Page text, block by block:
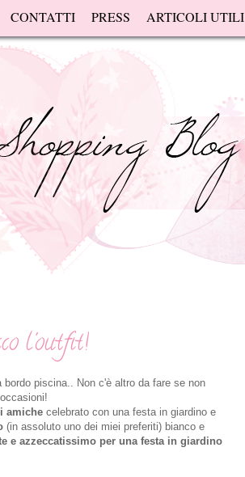
CONTATTI PRESS ARTICOLI UTILI
l'outfit!
bordo piscina.. Non c'è altro da fare se non
amiche celebrato con una festa in giardino e
(in assoluto uno dei miei preferiti) bianco e
e azzeccatissimo per una festa in giardino